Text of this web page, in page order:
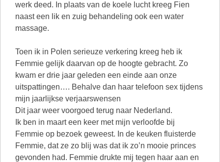
werk deed. In plaats van de koele lucht kreeg Fien
naast een lik en zuig behandeling ook een water
massage.
Toen ik in Polen serieuze verkering kreeg heb ik
Femmie gelijk daarvan op de hoogte gebracht. Zo
kwam er drie jaar geleden een einde aan onze
uitspattingen…. Behalve dan haar telefoon sex tijdens
mijn jaarlijkse verjaarswensen
Dit jaar weer voorgoed terug naar Nederland.
Ik ben in maart een keer met mijn verloofde bij
Femmie op bezoek geweest. In de keuken fluisterde
Femmie, dat ze zo blij was dat ik zo’n mooie princes
gevonden had. Femmie drukte mij tegen haar aan en